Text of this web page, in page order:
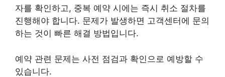
자를 확인하고, 중복 예약 시에는 즉시 취소 절차를
진행해야 합니다. 문제가 발생하면 고객센터에 문의
하는 것이 빠른 해결 방법입니다.
예약 관련 문제는 사전 점검과 확인으로 예방할 수
있습니다.